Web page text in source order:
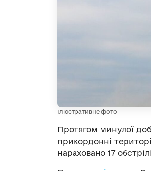
Ілюстративне фото
Протягом минулої
прикордонні
нараховано 17